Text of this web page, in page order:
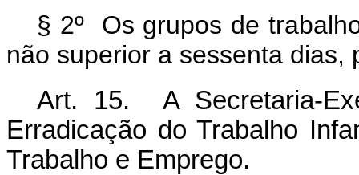
§ 2º Os grupos de
não superior a sessenta dias,
Art. 15. A Secretaria-
Erradicação do Trabalho
Trabalho e Emprego.